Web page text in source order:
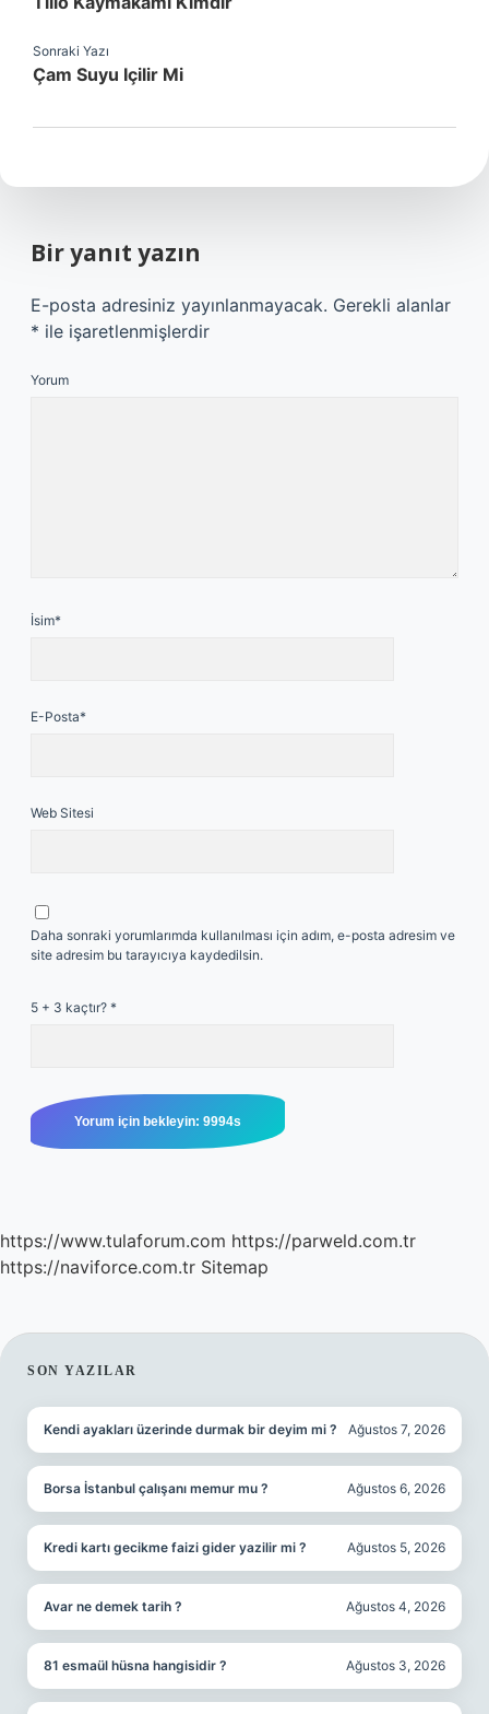
Sonraki Yazı
Çam Suyu Içilir Mi
Bir yanıt yazın
E-posta adresiniz yayınlanmayacak. Gerekli alanlar
* ile işaretlenmişlerdir
Yorum
İsim*
E-Posta*
Web Sitesi
Daha sonraki yorumlarımda kullanılması için adım, e-posta adresim ve
site adresim bu tarayıcıya kaydedilsin.
5 + 3 kaçtır? *
https://www.tulaforum.com https://parweld.com.tr
https://naviforce.com.tr Sitemap
SIDEBAR
SON YAZILAR
Kendi ayakları üzerinde durmak bir deyim mi ? Ağustos 7, 2026
Borsa İstanbul çalışanı memur mu ? Ağustos 6, 2026
Kredi kartı gecikme faizi gider yazilir mi ? Ağustos 5, 2026
Avar ne demek tarih ? Ağustos 4, 2026
81 esmaül hüsna hangisidir ? Ağustos 3, 2026